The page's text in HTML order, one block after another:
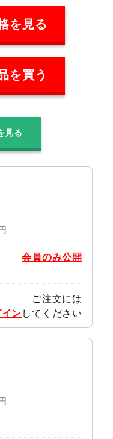
を見る
を買う
見る
会員のみ公開
ご注文には
ンしてください